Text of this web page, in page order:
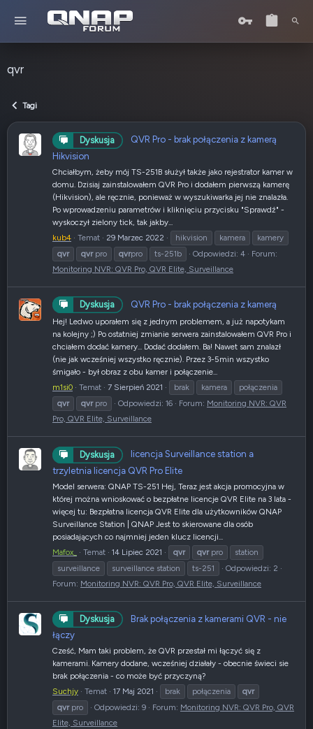
qvr
Tagi
Dyskusja
QVR Pro - brak połączenia z kamerą
Hikvision
Chciałbym, żeby mój TS-251B służył także jako rejestrator kamer w
domu. Dzisiaj zainstalowałem QVR Pro i dodałem pierwszą kamerę
(Hikvision), ale ręcznie, ponieważ w wyszukiwarka jej nie znalazła.
Po wprowadzeniu parametrów i kliknięciu przycisku "Sprawdź" -
wyskoczył zielony tick, tak jakby...
kub4
Temat 29 Marzec 2022 hikvision kamera
kamery
qvr
qvrpro qvrpro ts-251b Odpowiedzi: 4
Forum:
Monitoring NVR: QVR Pro, QVR Elite, Surveillance
Dyskusja QVR Pro - brak połączenia z kamerą
Hej! Ledwo uporałem się z jednym problemem, a już napotykam
na kolejny ;) Po ostatniej zmianie serwera zainstalowałem QVR Pro i
chciałem dodać kamery... Dodać dodałem. Ba! Nawet sam znalazł
(nie jak wcześniej wszystko ręcznie). Przez 3-5min wszystko
śmigało - był obraz z obu kamer i połączenie...
m1si0
Temat 7 Sierpień 2021 brak kamera
połączenia
qvr
qvrpro Odpowiedzi: 16 Forum: Monitoring NVR: QVR
Pro, QVR Elite, Surveillance
Dyskusja
licencja Surveillance station a
trzyletnia licencja QVR Pro Elite
Model serwera: QNAP TS-251 Hej, Teraz jest akcja promocyjna w
której można wnioskować o bezpłatne licencje QVR Elite na 3 lata -
więcej tu: Bezpłatna licencja QVR Elite dla użytkowników QNAP
Surveillance Station | QNAP Jest to skierowane dla osób
posiadających co najmniej jeden klucz licencji...
Mafox_
Temat 14 Lipiec 2021 qvr qvrpro
station
surveillance
surveillance station ts-251
Odpowiedzi: 2
Forum: Monitoring NVR: QVR Pro, QVR Elite, Surveillance
Dyskusja
Brak połączenia z kamerami QVR - nie
łączy
Cześć, Mam taki problem, że QVR przestał mi łączyć się z
kamerami. Kamery dodane, wcześniej działały - obecnie świeci sie
brak połączenia - co może być przyczyną?
Suchjy
Temat 17 Maj 2021 brak połączenia
qvr
qvrpro Odpowiedzi: 9 Forum: Monitoring NVR: QVR Pro, QVR
Elite, Surveillance